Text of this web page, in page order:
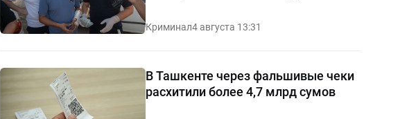
Криминал4 августа 13:31
В Ташкенте через фальшивые чеки
расхитили более 4,7 млрд сумов